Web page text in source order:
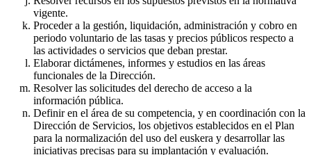
vigente.
Proceder a la gestión, liquidación, administración y cobro en
periodo voluntario de las tasas y precios públicos respecto a
las actividades o servicios que deban prestar.
Elaborar dictámenes, informes y estudios en las áreas
funcionales de la Dirección.
Resolver las solicitudes del derecho de acceso a la
información pública.
Definir en el área de su competencia, y en coordinación con la
Dirección de Servicios, los objetivos establecidos en el Plan
para la normalización del uso del euskera y desarrollar las
iniciativas precisas para su implantación y evaluación.